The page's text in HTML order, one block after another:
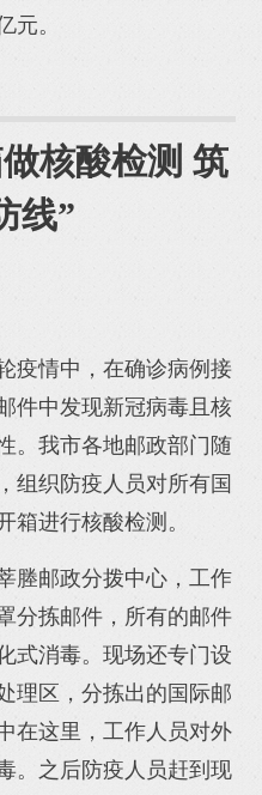
元。
核酸检测 筑
线”
疫情中，在确诊病例接
件中发现新冠病毒且核
。我市各地邮政部门随
组织防疫人员对所有国
箱进行核酸检测。
塍邮政分拨中心，工作
分拣邮件，所有的邮件
式消毒。现场还专门设
理区，分拣出的国际邮
在这里，工作人员对外
。之后防疫人员赶到现